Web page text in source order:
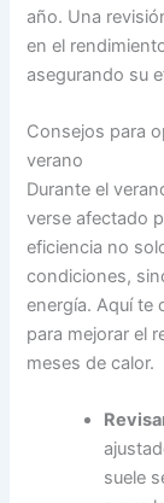
año. Una
en el
asegurando su
Consejos para
verano
Durante el
verse afectado
eficiencia no
condiciones,
energía. Aquí te
para mejorar el
meses de calor.
suele